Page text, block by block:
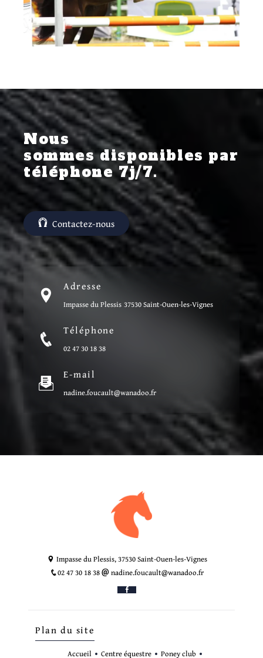
Nous
sommes disponibles par
téléphone 7j/7.
Contactez-nous
Adresse
Impasse du Plessis 37530 Saint-Ouen-les-Vignes
Téléphone
02 47 30 18 38
E-mail
nadine.foucault@wanadoo.fr
Impasse du Plessis, 37530 Saint-Ouen-les-Vignes
02 47 30 18 38
nadine.foucault@wanadoo.fr
Plan du site
Accueil Centre équestre Poney club